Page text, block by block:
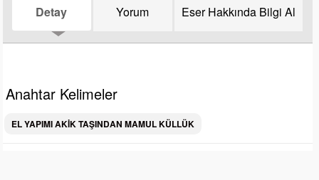
Detay Yorum Eser Hakkında Bilgi Al
Anahtar Kelimeler
EL YAPIMI AKİK TAŞINDAN MAMUL KÜLLÜK